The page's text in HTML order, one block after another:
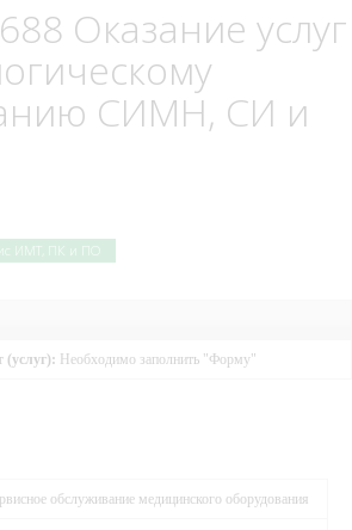
Оказание услуг
СИМН, СИ и
ИМТ, ПК и ПО
(услуг): Необходимо заполнить "Форму"
обслуживание медицинского оборудования